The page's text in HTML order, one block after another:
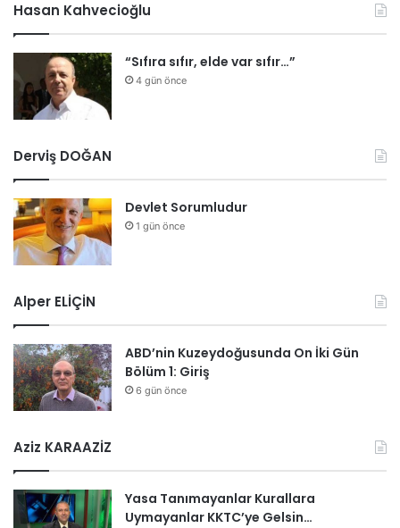
Hasan Kahvecioğlu
“Sıfıra sıfır, elde var sıfır…”
4 gün önce
Derviş DOĞAN
Devlet Sorumludur
1 gün önce
Alper ELİÇİN
ABD’nin Kuzeydoğusunda On İki Gün
Bölüm 1: Giriş
6 gün önce
Aziz KARAAZİZ
Yasa Tanımayanlar Kurallara
Uymayanlar KKTC’ye Gelsin…